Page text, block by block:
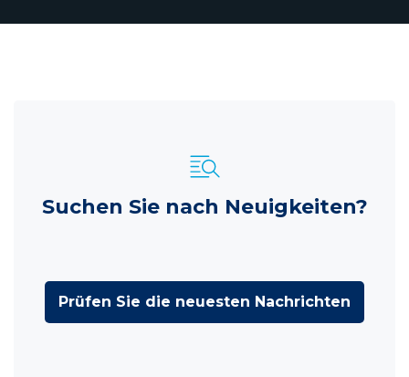
Suchen Sie nach Neuigkeiten?
Prüfen Sie die neuesten Nachrichten